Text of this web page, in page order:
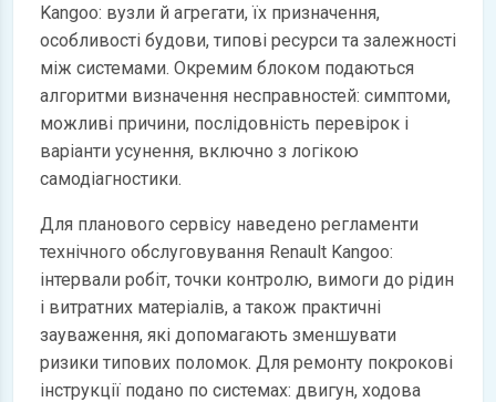
Kangoo: вузли й агрегати, їх призначення,
особливості будови, типові ресурси та залежності
між системами. Окремим блоком подаються
алгоритми визначення несправностей: симптоми,
можливі причини, послідовність перевірок і
варіанти усунення, включно з логікою
самодіагностики.
Для планового сервісу наведено регламенти
технічного обслуговування Renault Kangoo:
інтервали робіт, точки контролю, вимоги до рідин
і витратних матеріалів, а також практичні
зауваження, які допомагають зменшувати
ризики типових поломок. Для ремонту покрокові
інструкції подано по системах: двигун, ходова